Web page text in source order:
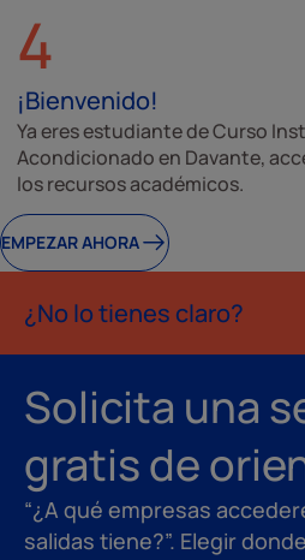
4
¡Bienvenido!
Ya eres estudiante de Curso
Acondicionado en Davante,
los recursos académicos.
EMPEZAR AHORA
¿No lo tienes claro?
Solicita una
gratis de
“¿A qué empresas
salidas tiene?”. Elegir